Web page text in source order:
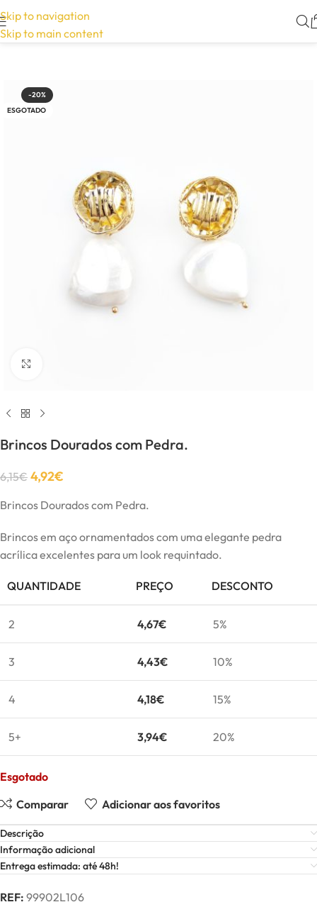
Skip to navigation
Skip to main content
-20%
ESGOTADO
Brincos Dourados com Pedra.
6,15€ 4,92€
Brincos Dourados com Pedra.
Brincos em aço ornamentados com uma elegante pedra
acrílica excelentes para um look requintado.
QUANTIDADE PREÇO DESCONTO
2 4,67€ 5%
3 4,43€ 10%
4 4,18€ 15%
5+ 3,94€ 20%
Esgotado
Comparar
Adicionar aos favoritos
Descrição
Informação adicional
Entrega estimada: até 48h!
REF: 99902L106